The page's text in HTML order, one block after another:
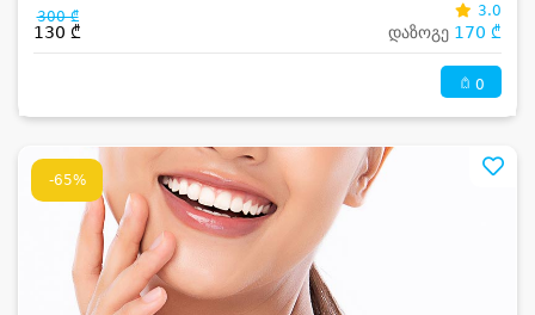
300 ₾
130 ₾
3.0
დაზოგე 170 ₾
0
-65%